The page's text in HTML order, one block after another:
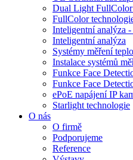
Dual Light
FullColor
Inteligentní analýza
Inteligentní analýza
Systémy měření
Instalace systémů
Funkce Face
Funkce Face
ePoE napájení IP
Starlight technologie
O nás
O firmě
Podporujeme
Reference